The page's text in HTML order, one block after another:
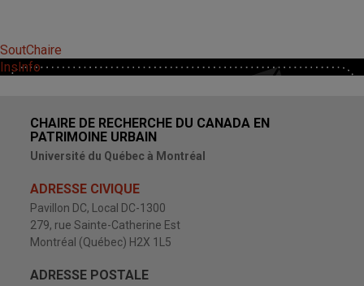
SoutChaire
InsInfo
CHAIRE DE RECHERCHE DU CANADA EN
PATRIMOINE URBAIN
Université du Québec à Montréal
ADRESSE CIVIQUE
Pavillon DC, Local DC-1300
279, rue Sainte-Catherine Est
Montréal (Québec) H2X 1L5
ADRESSE POSTALE